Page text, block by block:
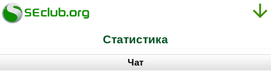
Статистика
Чат